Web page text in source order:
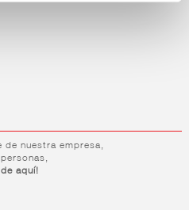
nuestra empresa,
aquí!